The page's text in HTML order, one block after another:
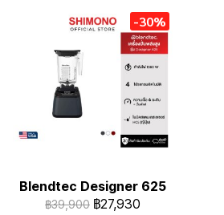
-30%
Blendtec Designer 625
฿39,900 ฿27,930